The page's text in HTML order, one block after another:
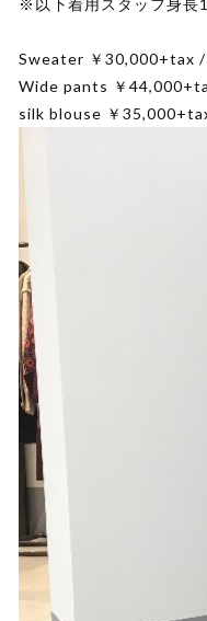
※以下着用スタッフ身長
Sweater ￥30,000+tax
Wide pants ￥
silk blouse ￥